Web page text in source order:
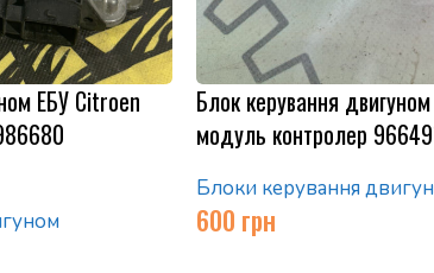
ЕБУ Citroen
Блок керування
модуль контролер
Блоки керування
600 грн